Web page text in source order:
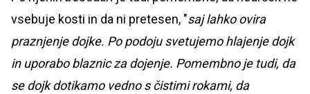
vsebuje kosti in da ni pretesen, "saj lahko ovira
praznjenje dojke. Po podoju svetujemo hlajenje dojk
in uporabo blaznic za dojenje. Pomembno je tudi, da
se dojk dotikamo vedno s čistimi rokami, da